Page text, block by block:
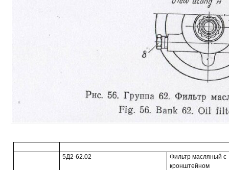
5Д2-62.02
Фильтр масляный с
кронштейном